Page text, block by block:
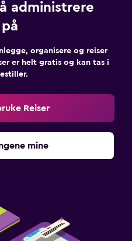
administrere
organisere og reiser
er helt gratis og kan tas i
Reiser
mine